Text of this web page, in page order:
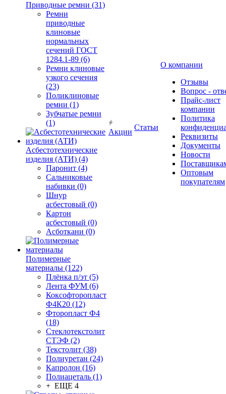
Приводные ремни (31)
Ремни
приводные
клиновые
нормальных
сечений ГОСТ
1284.1-89 (6)
Ремни клиновые
узкого сечения
(23)
Поликлиновые
ремни (1)
Зубчатые ремни
(1)
Асбестотехнические
изделия (АТИ) (4)
Паронит (4)
Сальниковые
набивки (0)
Шнур
асбестовый (0)
Картон
асбестовый (0)
Асботкани (0)
Полимерные
материалы (122)
Плёнка п/эт (5)
Лента ФУМ (6)
Коксофторопласт
Ф4К20 (12)
Фторопласт Ф4
(18)
Стеклотекстолит
СТЭФ (2)
Текстолит (38)
Полиуретан (24)
Капролон (16)
Полиацеталь (1)
+ ЕЩЕ 4
Акции
Статьи
О компании
Отзывы
Вопрос -
Прайс-лист
компании
Политика
Реквизиты
Документы
Новости
Оптовым
покупателям